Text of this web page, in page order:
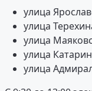
улица
улица
улица
улица
улица